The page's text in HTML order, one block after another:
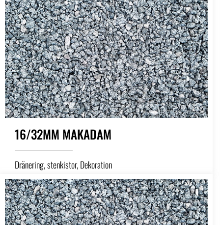
16/32MM MAKADAM
Dränering, stenkistor, Dekoration